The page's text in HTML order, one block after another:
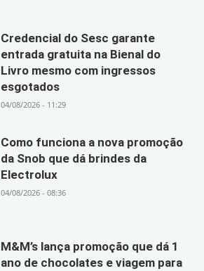
Credencial do Sesc garante
entrada gratuita na Bienal do
Livro mesmo com ingressos
esgotados
04/08/2026 - 11:29
Como funciona a nova promoção
da Snob que dá brindes da
Electrolux
04/08/2026 - 08:36
M&M’s lança promoção que dá 1
ano de chocolates e viagem para